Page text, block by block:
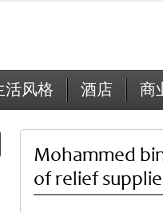
活风格 酒店 商
Mohammed
of relief